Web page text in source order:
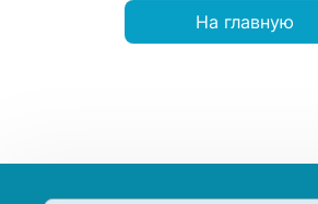
На главную